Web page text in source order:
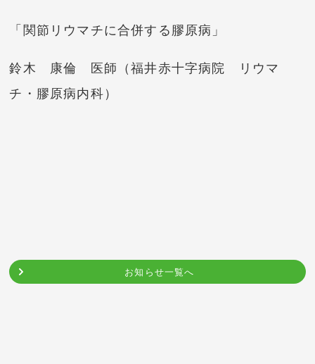
「関節リウマチに合併する膠原病」
鈴木 康倫 医師（福井赤十字病院 リウマ
チ・膠原病内科）
お知らせ一覧へ